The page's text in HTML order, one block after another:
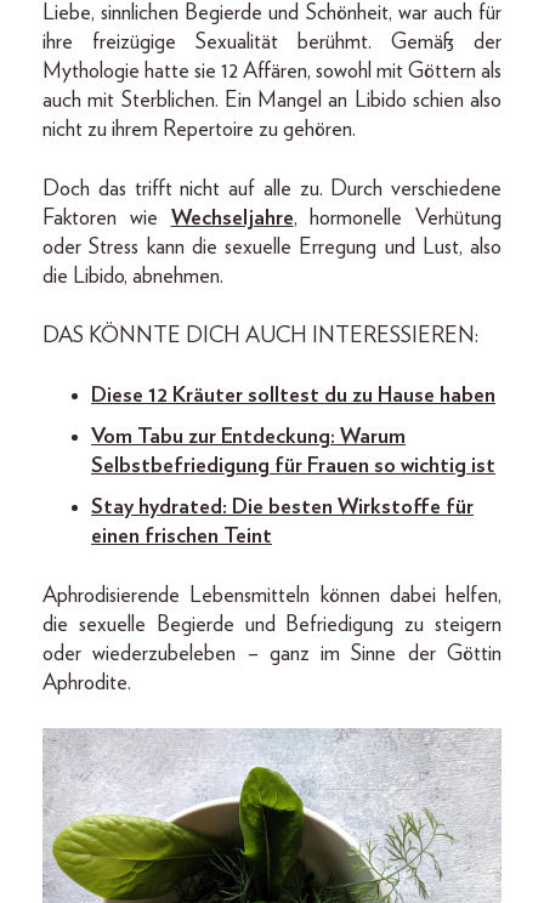
Liebe, sinnlichen Begierde und Schönheit, war auch für
ihre freizügige Sexualität berühmt. Gemäß der
Mythologie hatte sie 12 Affären, sowohl mit Göttern als
auch mit Sterblichen. Ein Mangel an Libido schien also
nicht zu ihrem Repertoire zu gehören.
Doch das trifft nicht auf alle zu. Durch verschiedene
Faktoren wie Wechseljahre, hormonelle Verhütung
oder Stress kann die sexuelle Erregung und Lust, also
die Libido, abnehmen.
DAS KÖNNTE DICH AUCH INTERESSIEREN:
Diese 12 Kräuter solltest du zu Hause haben
Vom Tabu zur Entdeckung: Warum
Selbstbefriedigung für Frauen so wichtig ist
Stay hydrated: Die besten Wirkstoffe für
einen frischen Teint
Aphrodisierende Lebensmitteln können dabei helfen,
die sexuelle Begierde und Befriedigung zu steigern
oder wiederzubeleben – ganz im Sinne der Göttin
Aphrodite.